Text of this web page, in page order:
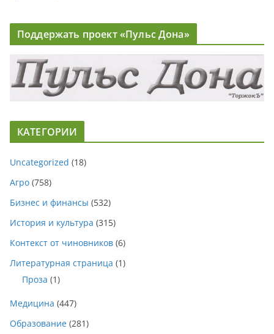
Поддержать проект «Пульс Дона»
КАТЕГОРИИ
Uncategorized (18)
Агро (758)
Бизнес и финансы (532)
История и культура (315)
Контекст от чиновников (6)
Литературная страница (1)
Проза (1)
Медицина (447)
Образование (281)